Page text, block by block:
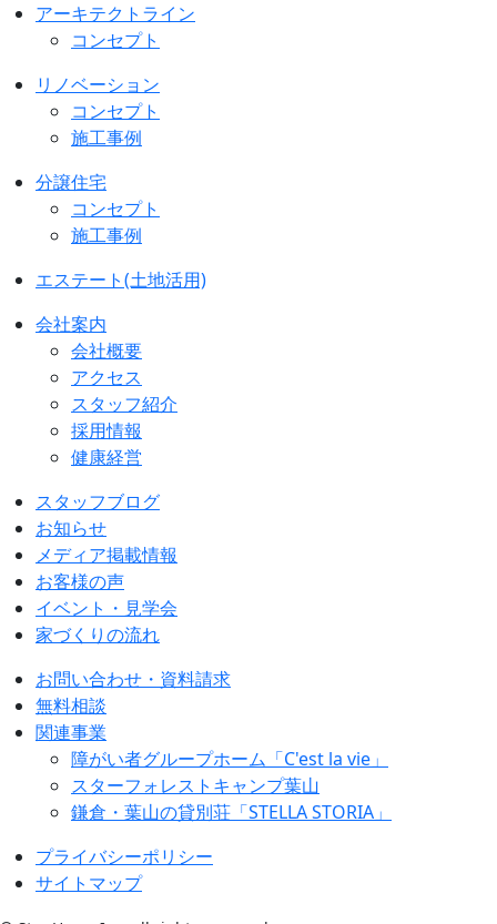
アーキテクトライン
コンセプト
リノベーション
コンセプト
施工事例
分譲住宅
コンセプト
施工事例
エステート(土地活用)
会社案内
会社概要
アクセス
スタッフ紹介
採用情報
健康経営
スタッフブログ
お知らせ
メディア掲載情報
お客様の声
イベント・見学会
家づくりの流れ
お問い合わせ・資料請求
無料相談
関連事業
障がい者グループホーム「C'est la vie」
スターフォレストキャンプ葉山
鎌倉・葉山の貸別荘「STELLA STORIA」
プライバシーポリシー
サイトマップ